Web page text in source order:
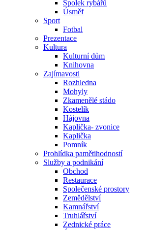
Spolek rybářů
Úsměf
Sport
Fotbal
Prezentace
Kultura
Kulturní dům
Knihovna
Zajímavosti
Rozhledna
Mohyly
Zkamenělé stádo
Kostelík
Hájovna
Kaplička- zvonice
Kaplička
Pomník
Prohlídka pamětihodností
Služby a podnikání
Obchod
Restaurace
Společenské prostory
Zemědělství
Kamnářství
Truhlářství
Zednické práce